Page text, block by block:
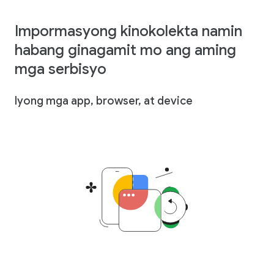
Impormasyong kinokolekta namin
habang ginagamit mo ang aming
mga serbisyo
Iyong mga app, browser, at device